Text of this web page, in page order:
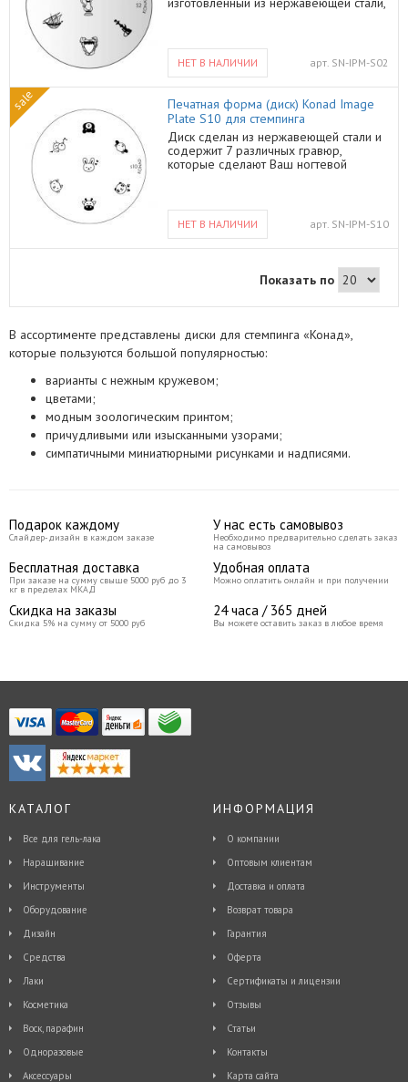
корабля и других, что делает маникюр
эффектным и необычным. Процесс
работы с диском-клише прост: на него
наносят лак для стемпинга, убирают
излишки скребком. Далее,
посредством штампа переносят узор
на ноготь. После полного высыхания
лака наслаждайтесь несравненным
дизайном ногтей, который выполнить
НЕТ В НАЛИЧИИ арт. SN-IPM-S02
sale
Печатная форма (диск) Konad Image
Plate S10 для стемпинга
Диск сделан из нержавеющей стали и
содержит 7 различных гравюр,
которые сделают Ваш ногтевой
душе любой девушке и внесут
значительное разнообразие в дизайн
маникюра. Для того чтобы перенести
поверхность диска и нанести на нее
густой слой лака. Излишки покрытия
на штамп. Затем таким же движением
приложить штамп к ногтю и подождать
пока рисунок высохнет. В результате
мелкими рисунками. Диск пригоден
каждой процедуры.
НЕТ В НАЛИЧИИ арт. SN-IPM-S10
Показать по
В ассортименте представлены диски для стемпинга «Конад»,
которые пользуются большой популярностью:
варианты с нежным кружевом;
цветами;
модным зоологическим принтом;
причудливыми или изысканными узорами;
симпатичными миниатюрными рисунками и надписями.
Подарок каждому
Слайдер-дизайн в каждом заказе
У нас есть самовывоз
Необходимо предварительно сделать заказ
на самовывоз
Бесплатная доставка
При заказе на сумму свыше 5000 руб до 3
кг в пределах МКАД
Удобная оплата
Можно оплатить онлайн и при получении
Скидка на заказы
Скидка 5% на сумму от 5000 руб
24 часа / 365 дней
Вы можете оставить заказ в любое время
КАТАЛОГ
Все для гель-лака
Наращивание
Инструменты
Оборудование
Дизайн
Средства
Лаки
Косметика
Воск, парафин
Одноразовые
Аксессуары
ИНФОРМАЦИЯ
О компании
Оптовым клиентам
Доставка и оплата
Возврат товара
Гарантия
Оферта
Сертификаты и лицензии
Отзывы
Статьи
Контакты
Карта сайта